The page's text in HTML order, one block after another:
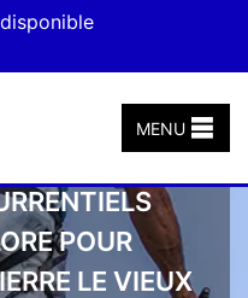
MENU
POUR
LE VIEUX